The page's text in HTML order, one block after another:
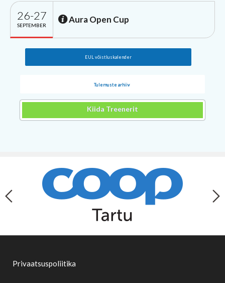
26-27
SEPTEMBER
Aura Open Cup
EUL võistluskalender
Tulemuste arhiiv
Kiida Treenerit
Privaatsuspoliitika